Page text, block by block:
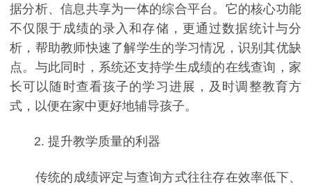
据分析、信息共享为一体的综合平台。它的核心功能
不仅限于成绩的录入和存储，更通过数据统计与分
析，帮助教师快速了解学生的学习情况，识别其优缺
点。与此同时，系统还支持学生成绩的在线查询，家
长可以随时查看孩子的学习进展，及时调整教育方
式，以便在家中更好地辅导孩子。
2. 提升教学质量的利器
传统的成绩评定与查询方式往往存在效率低下、